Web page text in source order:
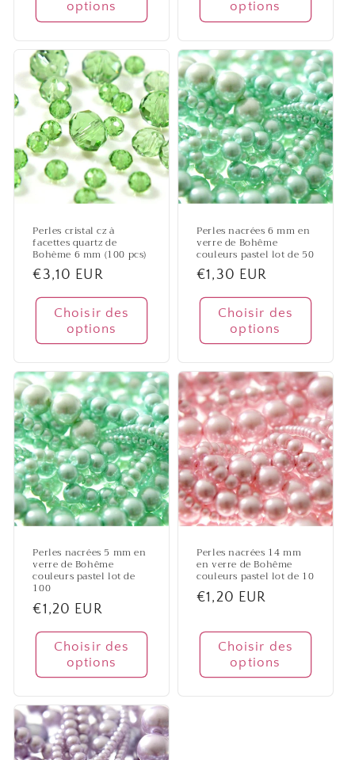
options options
Perles cristal cz à
facettes quartz de
Bohème 6 mm (100 pcs)
Prix
habituel
€3,10 EUR
Choisir des
options
Perles nacrées 6 mm en
verre de Bohême
couleurs pastel lot de 50
Prix
habituel
€1,30 EUR
Choisir des
options
Perles nacrées 5 mm en
verre de Bohême
couleurs pastel lot de
100
Prix
habituel
€1,20 EUR
Choisir des
options
Perles nacrées 14 mm
en verre de Bohême
couleurs pastel lot de 10
Prix
€1,20 EUR
Choisir des
options